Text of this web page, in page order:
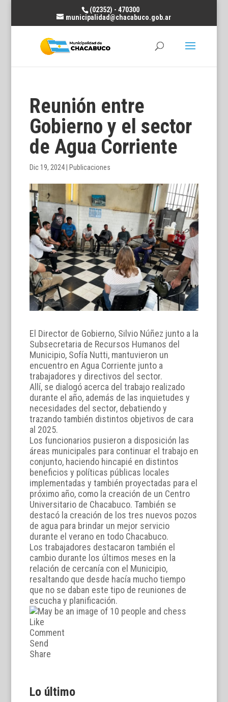
(02352) - 470300
municipalidad@chacabuco.gob.ar
Reunión entre
Gobierno y el sector
de Agua Corriente
Dic 19, 2024| Publicaciones
El Director de Gobierno, Silvio Núñez junto a la
Subsecretaria de Recursos Humanos del
Municipio, Sofía Nutti, mantuvieron un
encuentro en Agua Corriente junto a
trabajadores y directivos del sector.
Allí, se dialogó acerca del trabajo realizado
durante el año, además de las inquietudes y
necesidades del sector, debatiendo y
trazando también distintos objetivos de cara
al 2025.
Los funcionarios pusieron a disposición las
áreas municipales para continuar el trabajo en
conjunto, haciendo hincapié en distintos
beneficios y políticas públicas locales
implementadas y también proyectadas para el
próximo año, como la creación de un Centro
Universitario de Chacabuco. También se
destacó la creación de los tres nuevos pozos
de agua para brindar un mejor servicio
durante el verano en todo Chacabuco.
Los trabajadores destacaron también el
cambio durante los últimos meses en la
relación de cercanía con el Municipio,
resaltando que desde hacía mucho tiempo
que no se daban este tipo de reuniones de
escucha y planificación.
Like
Comment
Send
Share
Lo último